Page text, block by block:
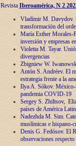
Revista Iberoamérica, N 2
Vladímir M. Davydov.
transformación del
María Esther Morales-
inversión y empresas
Violetta M. Tayar.
divergencias
Zbigniew W.
Antón S. Andréev. El
estrategia frente a la
Ilya A. Sókov. México-
pandemia COVID-19
Sergey S. Zhiltsov,
países de América
Nadezhda M. Sim.
muslímicas e hispano-
Denis G. Fedósov. El
observaciones